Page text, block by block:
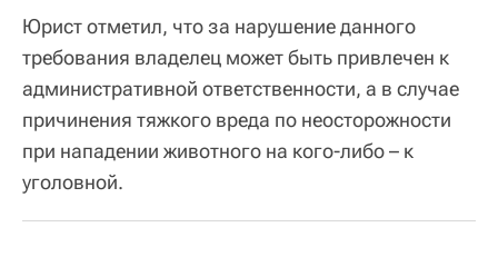
Юрист отметил, что за нарушение данного
требования владелец может быть привлечен к
административной ответственности, а в случае
причинения тяжкого вреда по неосторожности
при нападении животного на кого-либо – к
уголовной.